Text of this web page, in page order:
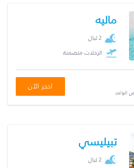
ماليه
2 ليال
الرحلات متضمنة
الواحد
احجز الآن
تبيليسي
2 ليال